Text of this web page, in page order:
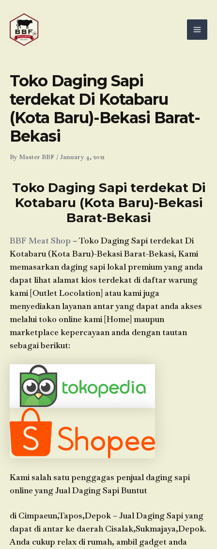
content
Toko Daging Sapi
terdekat Di Kotabaru
(Kota Baru)-Bekasi Barat-
Bekasi
By Master BBF /January 4, 2021
Toko Daging Sapi terdekat Di
Kotabaru (Kota Baru)-Bekasi
Barat-Bekasi
BBF Meat Shop – Toko Daging Sapi terdekat Di
Kotabaru (Kota Baru)-Bekasi Barat-Bekasi, Kami
memasarkan daging sapi lokal premium yang anda
dapat lihat alamat kios terdekat di daftar warung
kami [Outlet Locolation] atau kami juga
menyediakan layanan antar yang dapat anda akses
melalui toko online kami [Home] maupun
marketplace kepercayaan anda dengan tautan
sebagai berikut:
Kami salah satu penggagas penjual daging sapi
online yang Jual Daging Sapi Buntut
di Cimpaeun,Tapos,Depok – Jual Daging Sapi yang
dapat di antar ke daerah Cisalak,Sukmajaya,Depok.
Anda cukup relax di rumah, ambil gadget anda